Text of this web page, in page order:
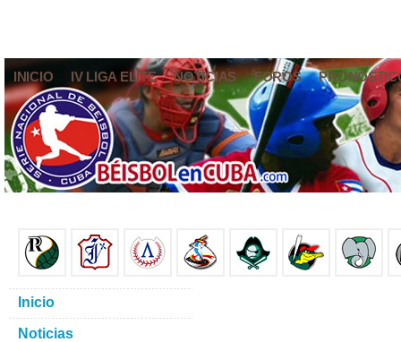
INICIO IV LIGA ELITE NOTICIAS FOROS
Inicio
Noticias